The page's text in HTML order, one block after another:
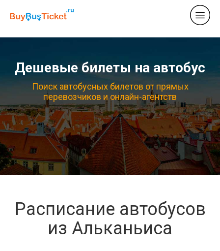
Дешевые билеты на автобус
Поиск автобусных билетов от прямых
перевозчиков и онлайн-агентств
Расписание автобусов
из Альканьиса